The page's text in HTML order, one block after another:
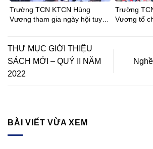
Trường TCN KTCN Hùng
Vương tham gia ngày hội tuyển
Trường
Vương tổ
THƯ MỤC GIỚI THIỆU
SÁCH MỚI – QUÝ II NĂM
2022
BÀI VIẾT VỪA XEM